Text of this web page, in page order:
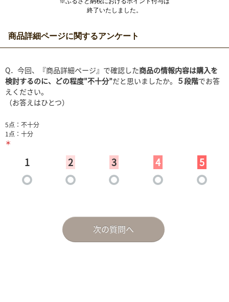
終了いたしました。
商品詳細ページに関するアンケート